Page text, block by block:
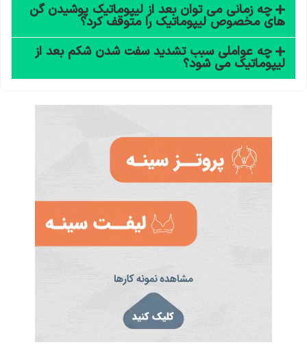
چه زمانی می توان بعد از لیپوماتیک پوشیدن گن
های مخصوص لیپوماتیک را متوقف کرد؟
چه عواملی سبب تشدید سفت شدن شکم بعد از
لیپوماتیک می شود؟